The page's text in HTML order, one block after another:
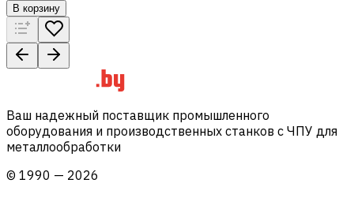
В корзину
Ваш надежный поставщик промышленного
оборудования и производственных станков с ЧПУ для
металлообработки
© 1990 — 2026